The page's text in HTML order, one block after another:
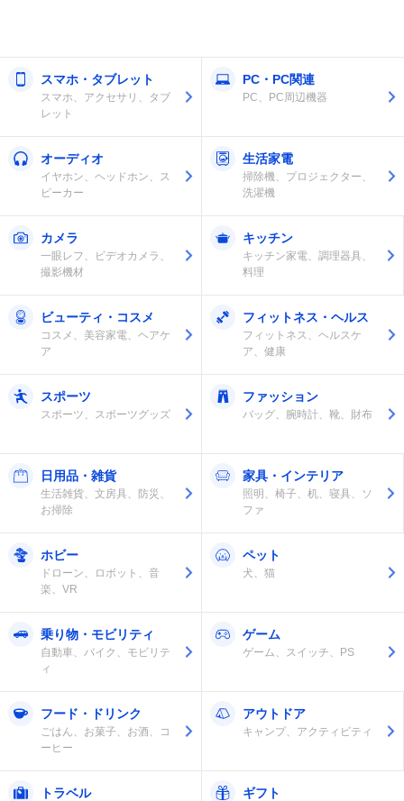
スマホ・タブレット
スマホ、アクセサリ、タブ
レット
PC・PC関連
PC、PC周辺機器
オーディオ
イヤホン、ヘッドホン、ス
ピーカー
生活家電
掃除機、プロジェクター、
洗濯機
カメラ
一眼レフ、ビデオカメラ、
撮影機材
キッチン
キッチン家電、調理器具、
料理
ビューティ・コスメ
コスメ、美容家電、ヘアケ
ア
フィットネス・ヘルス
フィットネス、ヘルスケ
ア、健康
スポーツ
スポーツ、スポーツグッズ
ファッション
バッグ、腕時計、靴、財布
日用品・雑貨
生活雑貨、文房具、防災、
お掃除
家具・インテリア
照明、椅子、机、寝具、ソ
ファ
ホビー
ドローン、ロボット、音
楽、VR
ペット
犬、猫
乗り物・モビリティ
自動車、バイク、モビリテ
ィ
ゲーム
ゲーム、スイッチ、PS
フード・ドリンク
ごはん、お菓子、お酒、コ
ーヒー
アウトドア
キャンプ、アクティビティ
トラベル ギフト